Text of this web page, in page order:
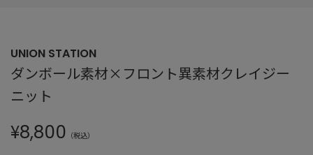
UNION STATION
ダンボール素材×フロント異素材クレイジー
ニット
¥8,800 （税込）